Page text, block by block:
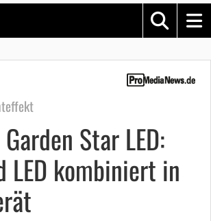
Star LED:
LED kombiniert in